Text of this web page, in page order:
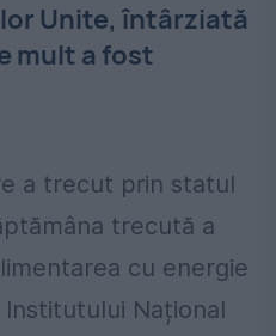
Unite, întârziată
mult a fost
a trecut prin statul
trecută a
cu energie
Național